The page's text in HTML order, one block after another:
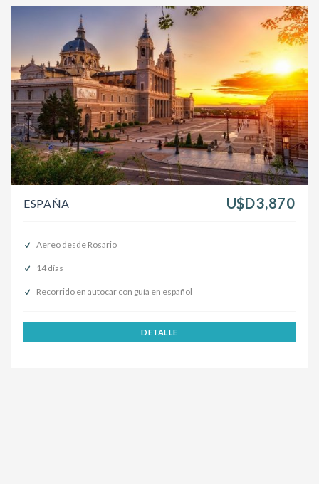
U$D3,870
ESPAÑA
Aereo desde Rosario
14 días
Recorrido en autocar con guía en español
DETALLE